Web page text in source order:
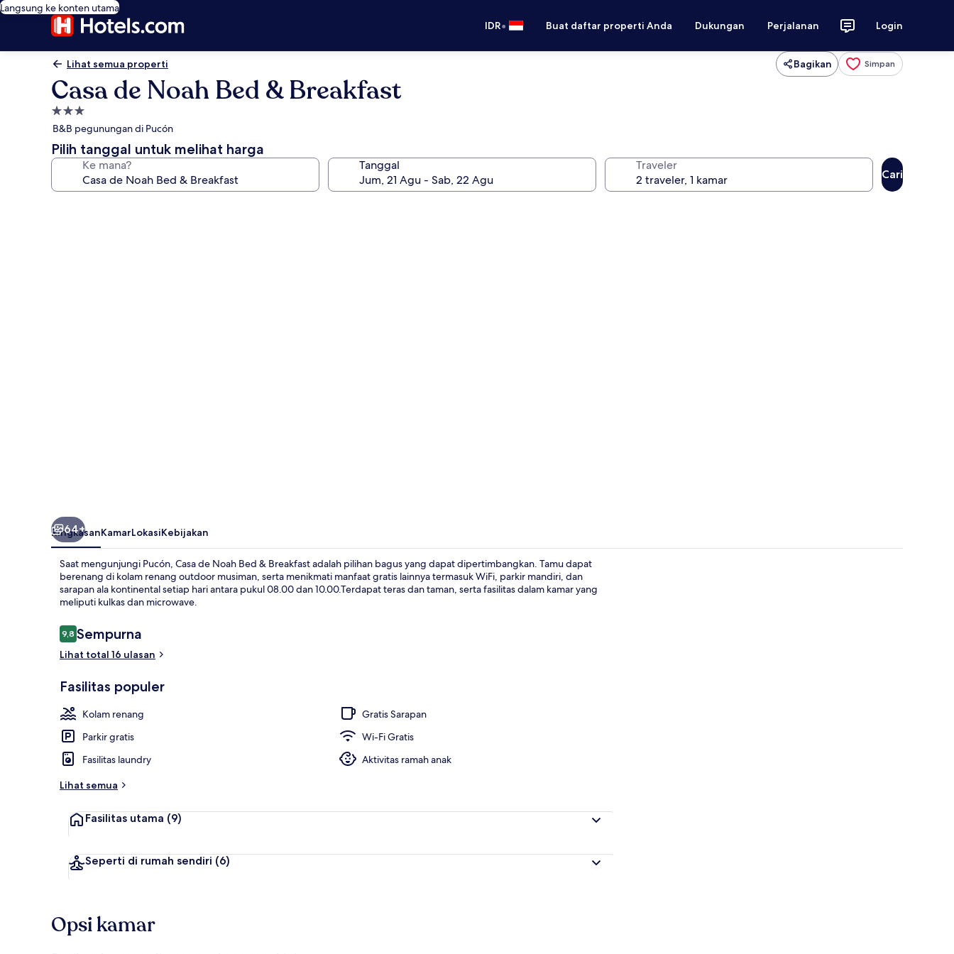
Langsung ke konten utama
IDR• Buat daftar properti Anda Dukungan Perjalanan Login
Lihat semua properti Bagikan Simpan
Casa de Noah Bed & Breakfast
Properti
bintang
3.0
B&B pegunungan di Pucón
Pilih tanggal untuk melihat harga
Ke mana? Tanggal Traveler
Cari
64+
RingkasanKamarLokasiKebijakan
Saat mengunjungi Pucón, Casa de Noah Bed & Breakfast adalah pilihan bagus yang dapat dipertimbangkan. Tamu dapat
berenang di kolam renang outdoor musiman, serta menikmati manfaat gratis lainnya termasuk WiFi, parkir mandiri, dan
sarapan ala kontinental setiap hari antara pukul 08.00 dan 10.00.Terdapat teras dan taman, serta fasilitas dalam kamar yang
meliputi kulkas dan microwave.
Ulasan
9,89,8 dari 10
Sempurna
Lihat total 16 ulasan
Fasilitas populer
Kolam renang
Gratis Sarapan
Parkir gratis
Wi-Fi Gratis
Fasilitas laundry
Aktivitas ramah anak
Lihat semua
Fasilitas utama (9)
Seperti di rumah sendiri (6)
Opsi kamar